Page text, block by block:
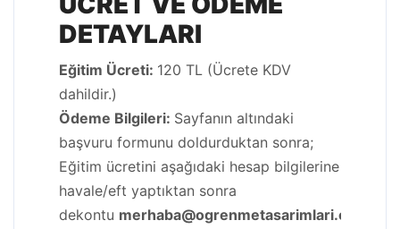
DETAYLARI
Eğitim Ücreti: 120 TL (Ücrete KDV
dahildir.)
Ödeme Bilgileri: Sayfanın altındaki
başvuru formunu doldurduktan sonra;
Eğitim ücretini aşağıdaki hesap bilgilerine
havale/eft yaptıktan sonra
dekontu merhaba@ogrenmetasarimlari.com